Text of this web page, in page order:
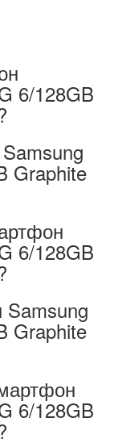
6/128GB
Graphite
6/128GB
Graphite
6/128GB